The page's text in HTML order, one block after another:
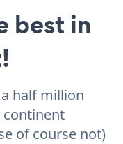
best in
half million
continent
of course not)